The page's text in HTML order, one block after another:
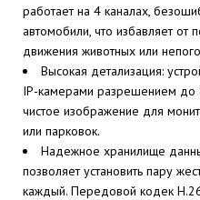
работает на 4 каналах,
автомобили, что избавляет от
движения животных или
Высокая детализация:
IP-камерами разрешением до
чистое изображение для
или парковок.
Надежное хранилище
позволяет установить пару
каждый. Передовой кодек